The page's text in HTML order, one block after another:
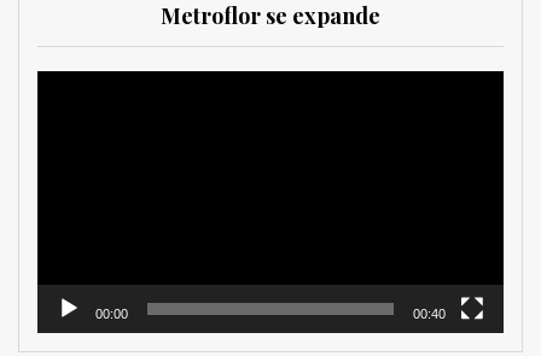
Metroflor se expande
00:00 00:40